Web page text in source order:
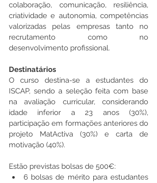
colaboração, comunicação, resiliência,
criatividade e autonomia, competências
valorizadas pelas empresas tanto no
recrutamento como no
desenvolvimento profissional.
Destinatários
O curso destina-se a estudantes do
ISCAP, sendo a seleção feita com base
na avaliação curricular, considerando
idade inferior a 23 anos (30%),
participação em formações anteriores do
projeto MatActiva (30%) e carta de
motivação (40%).
Estão previstas bolsas de 500€:
6 bolsas de mérito para estudantes